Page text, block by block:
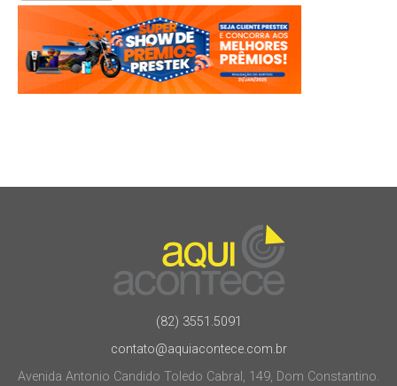
(82) 3551.5091
contato@aquiacontece.com.br
Avenida Antonio Candido Toledo Cabral, 149, Dom Constantino.